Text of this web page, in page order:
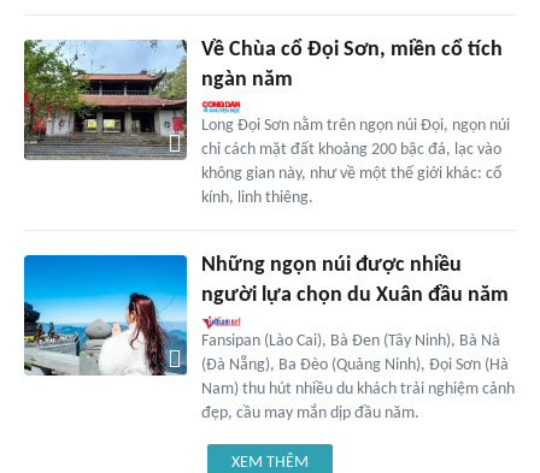
Về Chùa cổ Đọi Sơn, miền cổ tích
ngàn năm
Long Đọi Sơn nằm trên ngọn núi Đọi, ngọn núi
chỉ cách mặt đất khoảng 200 bậc đá, lạc vào
không gian này, như về một thế giới khác: cổ
kính, linh thiêng.
Những ngọn núi được nhiều
người lựa chọn du Xuân đầu năm
Fansipan (Lào Cai), Bà Đen (Tây Ninh), Bà Nà
(Đà Nẵng), Ba Đèo (Quảng Ninh), Đọi Sơn (Hà
Nam) thu hút nhiều du khách trải nghiệm cảnh
đẹp, cầu may mắn dịp đầu năm.
XEM THÊM